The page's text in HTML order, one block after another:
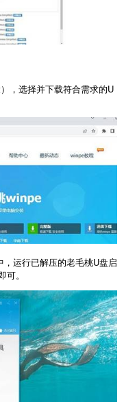
），选择并下载符合需求的U
，运行已解压的老毛桃U盘启
可。